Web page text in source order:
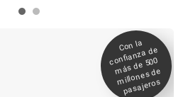
Con la
confianza de
más de 500
millones de
pasajeros